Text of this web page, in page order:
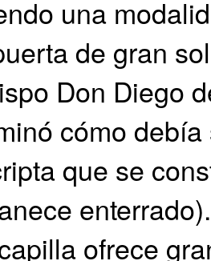
una
de gran
Don Diego
cómo
que se
enterrado).
ofrece